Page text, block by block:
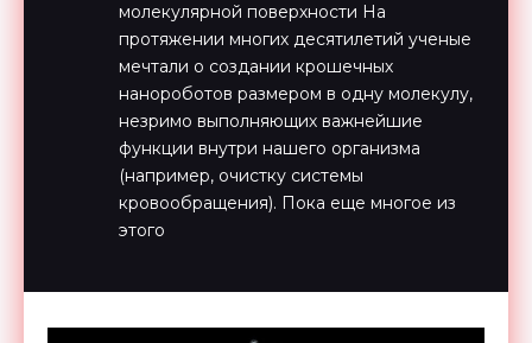
молекулярной поверхности На
протяжении многих десятилетий ученые
мечтали о создании крошечных
нанороботов размером в одну молекулу,
незримо выполняющих важнейшие
функции внутри нашего организма
(например, очистку системы
кровообращения). Пока еще многое из
этого